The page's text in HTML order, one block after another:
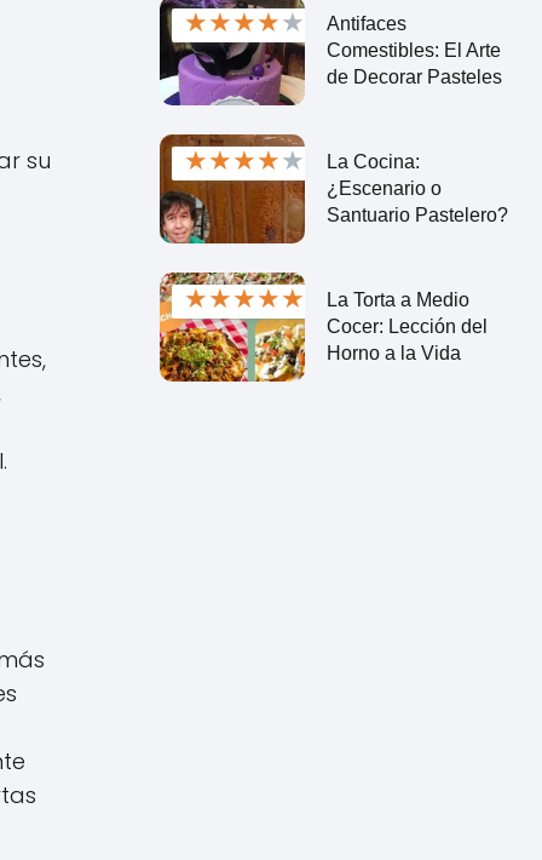
su
★★★★★
Antifaces
Comestibles: El Arte
de Decorar Pasteles
★★★★★
La Cocina:
¿Escenario o
Santuario Pastelero?
★★★★★
La Torta a Medio
Cocer: Lección del
Horno a la Vida